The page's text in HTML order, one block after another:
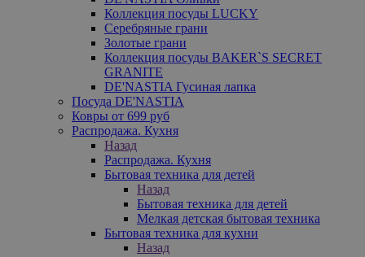
Коллекция посуды LUCKY
Серебряные грани
Золотые грани
Коллекция посуды BAKER`S SECRET
GRANITE
DE'NASTIA Гусиная лапка
Посуда DE'NASTIA
Ковры от 699 руб
Распродажа. Кухня
Назад
Распродажа. Кухня
Бытовая техника для детей
Назад
Бытовая техника для детей
Мелкая детская бытовая техника
Бытовая техника для кухни
Назад